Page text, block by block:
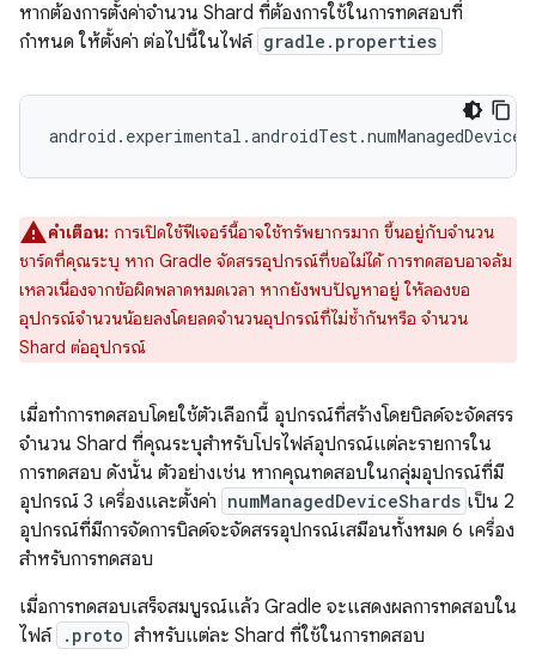
หากต้องการตั้งค่าจำนวน Shard ที่ต้องการใช้ในการทดสอบที่
กำหนด ให้ตั้งค่า ต่อไปนี้ในไฟล์ gradle.properties
คำเตือน: การเปิดใช้ฟีเจอร์นี้อาจใช้ทรัพยากรมาก ขึ้นอยู่กับจำนวน
ชาร์ดที่คุณระบุ หาก Gradle จัดสรรอุปกรณ์ที่ขอไม่ได้ การทดสอบอาจล้ม
เหลวเนื่องจากข้อผิดพลาดหมดเวลา หากยังพบปัญหาอยู่ ให้ลองขอ
อุปกรณ์จำนวนน้อยลงโดยลดจำนวนอุปกรณ์ที่ไม่ซ้ำกันหรือ จำนวน
Shard ต่ออุปกรณ์
เมื่อทำการทดสอบโดยใช้ตัวเลือกนี้ อุปกรณ์ที่สร้างโดยบิลด์จะจัดสรร
จำนวน Shard ที่คุณระบุสำหรับโปรไฟล์อุปกรณ์แต่ละรายการใน
การทดสอบ ดังนั้น ตัวอย่างเช่น หากคุณทดสอบในกลุ่มอุปกรณ์ที่มี
อุปกรณ์ 3 เครื่องและตั้งค่า numManagedDeviceShards เป็น 2
อุปกรณ์ที่มีการจัดการบิลด์จะจัดสรรอุปกรณ์เสมือนทั้งหมด 6 เครื่อง
สำหรับการทดสอบ
เมื่อการทดสอบเสร็จสมบูรณ์แล้ว Gradle จะแสดงผลการทดสอบใน
ไฟล์ .proto สำหรับแต่ละ Shard ที่ใช้ในการทดสอบ